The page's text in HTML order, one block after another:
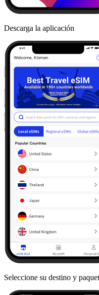
Descarga la aplicación
Seleccione su destino y